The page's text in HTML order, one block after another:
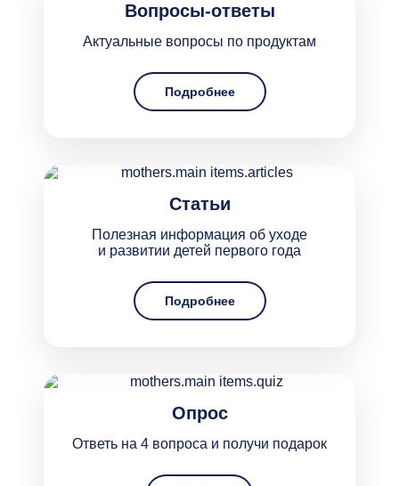
Вопросы-ответы
Актуальные вопросы по продуктам
Подробнее
Статьи
Полезная информация об уходе
и развитии детей первого года
Подробнее
Опрос
Ответь на 4 вопроса и получи подарок